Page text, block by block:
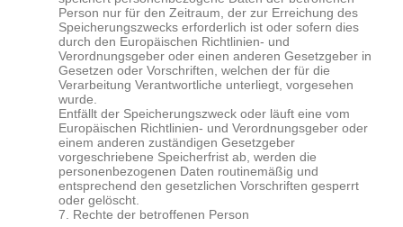
Person nur für den Zeitraum, der zur Erreichung des
Speicherungszwecks erforderlich ist oder sofern dies
durch den Europäischen Richtlinien- und
Verordnungsgeber oder einen anderen Gesetzgeber in
Gesetzen oder Vorschriften, welchen der für die
Verarbeitung Verantwortliche unterliegt, vorgesehen
wurde.
Entfällt der Speicherungszweck oder läuft eine vom
Europäischen Richtlinien- und Verordnungsgeber oder
einem anderen zuständigen Gesetzgeber
vorgeschriebene Speicherfrist ab, werden die
personenbezogenen Daten routinemäßig und
entsprechend den gesetzlichen Vorschriften gesperrt
oder gelöscht.
7. Rechte der betroffenen Person